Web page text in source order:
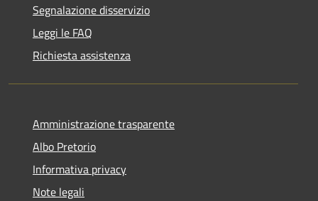
Segnalazione disservizio
Leggi le FAQ
Richiesta assistenza
Amministrazione trasparente
Albo Pretorio
Informativa privacy
Note legali